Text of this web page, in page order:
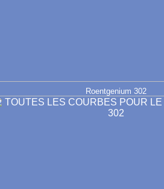
Roentgenium 302